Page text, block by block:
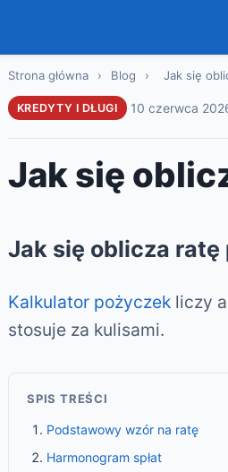
Strona główna › Blog › Jak się
KREDYTY I DŁUGI · 10 czerwca
Jak się
Jak się oblicza ratę
Kalkulator pożyczek liczy
stosuje za kulisami.
SPIS TREŚCI
Podstawowy wzór na ratę
Harmonogram spłat